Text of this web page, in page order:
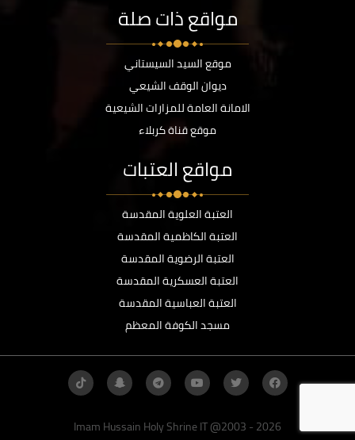
مواقع ذات صلة
موقع السيد السيستاني
ديوان الوقف الشيعي
الامانة العامة للمزارات الشيعية
موقع قناة كربلاء
مواقع العتبات
العتبة العلوية المقدسة
العتبة الكاظمية المقدسة
العتبة الرضوية المقدسة
العتبة العسكرية المقدسة
العتبة العباسية المقدسة
مسجد الكوفة المعظم
Imam Hussain Holy Shrine IT @2003 - 2026